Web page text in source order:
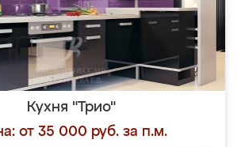
Кухня "Трио"
от 35 000 руб. за п.м.